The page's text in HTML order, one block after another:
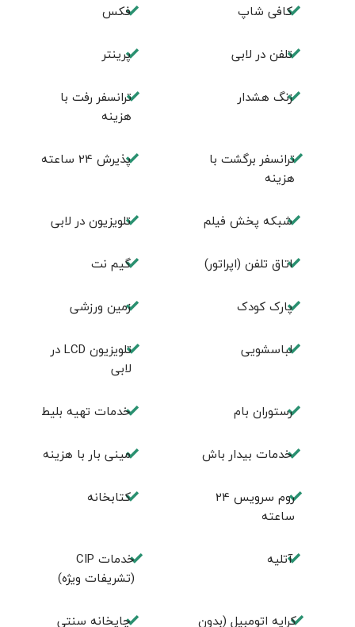
كافی شاپ فكس
تلفن در لابی پرینتر
زنگ هشدار
ترانسفر رفت با
هزینه
ترانسفر برگشت با
هزینه
پذیرش 24 ساعته
شبکه پخش فیلم تلویزیون در لابی
اتاق تلفن (اپراتور) گیم نت
پارک کودک زمین ورزشی
لباسشویی
تلويزيون LCD در
لابی
رستوران بام خدمات تهيه بليط
خدمات بیدار باش مینی بار با هزینه
روم سرويس 24
ساعته
كتابخانه
آتلیه
خدمات CIP
(تشریفات ویژه)
کرایه اتومبیل (بدون چايخانه سنتی